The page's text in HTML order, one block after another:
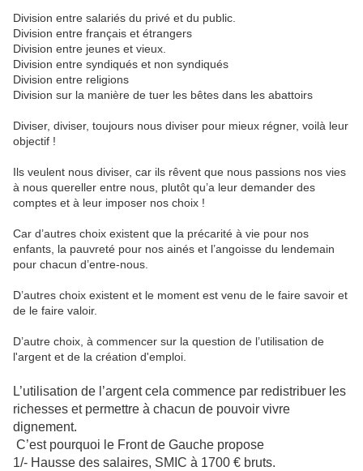
Division entre salariés du privé et du public
Division entre français et étrangers
Division entre jeunes et vieux.
Division entre syndiqués et non syndiqués
Division entre religions
Division sur la manière de tuer les bêtes dans les abattoirs
Diviser, diviser, toujours nous diviser pour mieux régner, voilà leur
objectif !
Ils veulent nous diviser, car ils rêvent que nous passions nos vies
à nous quereller entre nous, plutôt qu’a leur demander des
comptes et à leur imposer nos choix !
Car d’autres choix existent que la précarité à vie pour nos
enfants, la pauvreté pour nos ainés et l’angoisse du lendemain
pour chacun d’entre-nous.
D’autres choix existent et le moment est venu de le faire savoir et
de le faire valoir.
D’autre choix, à commencer sur la question de l’utilisation de
l'argent et de la création d'emploi
L’utilisation de l’argent cela commence par redistribuer les
richesses et permettre à chacun de pouvoir vivre
dignement.
C’est pourquoi le Front de Gauche propose
1/- Hausse des salaires, SMIC à 1700 € bruts.